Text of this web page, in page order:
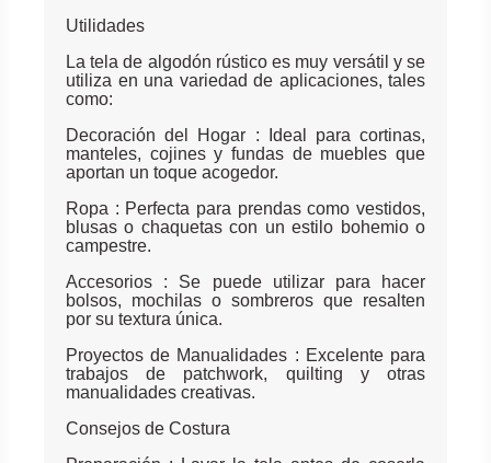
Utilidades
La tela de algodón rústico es muy versátil y se
utiliza en una variedad de aplicaciones, tales
como:
Decoración del Hogar : Ideal para cortinas,
manteles, cojines y fundas de muebles que
aportan un toque acogedor.
Ropa : Perfecta para prendas como vestidos,
blusas o chaquetas con un estilo bohemio o
campestre.
Accesorios : Se puede utilizar para hacer
bolsos, mochilas o sombreros que resalten
por su textura única.
Proyectos de Manualidades : Excelente para
trabajos de patchwork, quilting y otras
manualidades creativas.
Consejos de Costura